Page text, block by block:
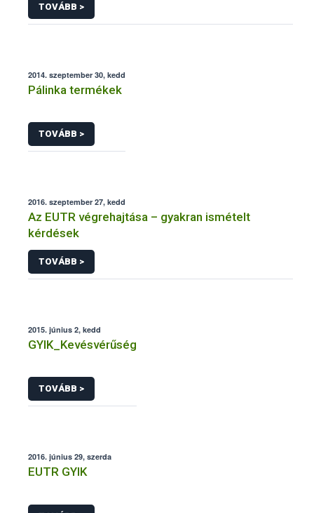
TOVÁBB >
2014. szeptember 30, kedd
Pálinka termékek
TOVÁBB >
2016. szeptember 27, kedd
Az EUTR végrehajtása – gyakran ismételt
kérdések
TOVÁBB >
2015. június 2, kedd
GYIK_Kevésvérűség
TOVÁBB >
2016. június 29, szerda
EUTR GYIK